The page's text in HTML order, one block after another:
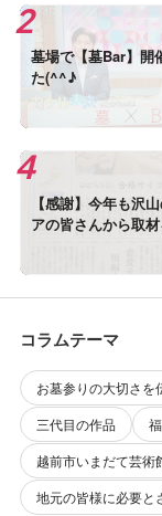
墓場で【墓Bar】開
た(^^♪
と現世のあいだにあ
【感謝】今年も沢
アの皆さんから取
コラムテーマ
お墓参りの大切さを
三代目の作品
越前市いまだて芸
地元の皆様に必要と